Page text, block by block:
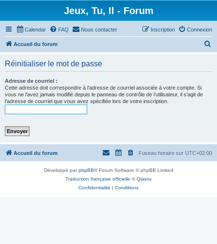
Jeux, Tu, Il - Forum
Calendar FAQ Nous contacter Connexion
Inscription
Accueil du forum
Réinitialiser le mot de passe
Adresse de courriel :
Cette adresse doit correspondre à l’adresse de courriel associée à votre compte. Si
vous ne l’avez jamais modifié depuis le panneau de contrôle de l’utilisateur, il s’agit de
l’adresse de courriel que vous avez spécifiée lors de votre inscription.
Accueil du forum Fuseau horaire sur UTC+02:00
Développé parphpBB® Forum Software © phpBB Limited
Traduction française officielle ©Qiaeru
Confidentialité | Conditions